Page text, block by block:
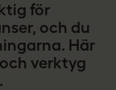
för
och du
Här
verktyg